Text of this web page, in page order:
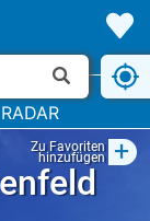
RADAR
Zu Favoriten
hinzufügen +